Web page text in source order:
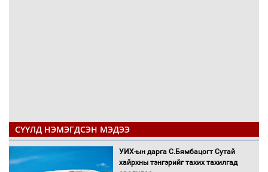
СҮҮЛД НЭМЭГДСЭН МЭДЭЭ
УИХ-ын дарга С.Бямбацогт Сутай
хайрхны тэнгэрийг тахих тахилгад